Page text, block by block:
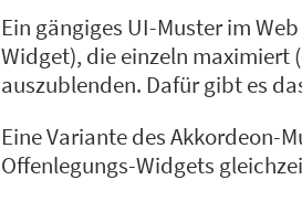
Ein gängiges UI-Muster im
Widget), die einzeln maximiert
auszublenden. Dafür gibt es
Eine Variante des Akkordeon-
Offenlegungs-Widgets